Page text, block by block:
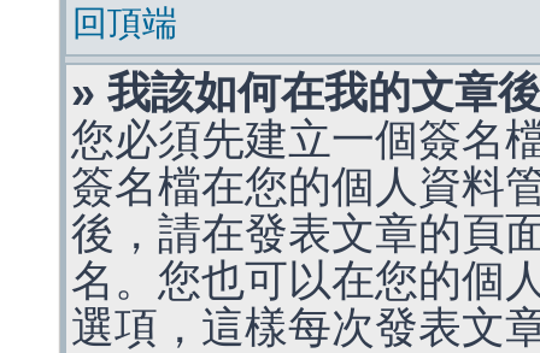
回頂端
» 我該如何在我的文章
您必須先建立一個簽名
簽名檔在您的個人資料
後，請在發表文章的頁
名。您也可以在您的個
選項，這樣每次發表文